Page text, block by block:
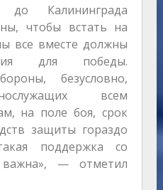
Калининграда
чтобы встать на
все вместе должны
для победы.
безусловно,
всем
на поле боя, срок
защиты гораздо
поддержка со
важна», — отметил